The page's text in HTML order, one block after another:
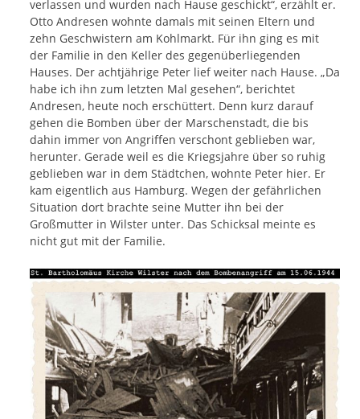
verlassen und wurden nach Hause geschickt“, erzählt er.
Otto Andresen wohnte damals mit seinen Eltern und
zehn Geschwistern am Kohlmarkt. Für ihn ging es mit
der Familie in den Keller des gegenüberliegenden
Hauses. Der achtjährige Peter lief weiter nach Hause. „Da
habe ich ihn zum letzten Mal gesehen“, berichtet
Andresen, heute noch erschüttert. Denn kurz darauf
gehen die Bomben über der Marschenstadt, die bis
dahin immer von Angriffen verschont geblieben war,
herunter. Gerade weil es die Kriegsjahre über so ruhig
geblieben war in dem Städtchen, wohnte Peter hier. Er
kam eigentlich aus Hamburg. Wegen der gefährlichen
Situation dort brachte seine Mutter ihn bei der
Großmutter in Wilster unter. Das Schicksal meinte es
nicht gut mit der Familie.